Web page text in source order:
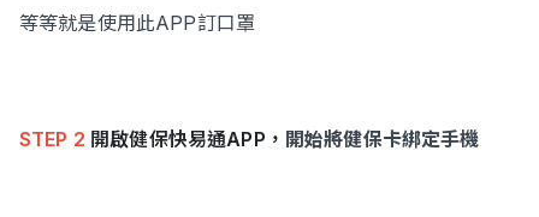
等等就是使用此APP訂口罩
STEP 2 開啟健保快易通APP， 開始將健保卡綁定手機